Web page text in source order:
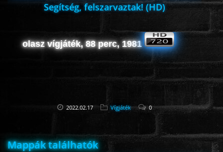
Segítség, felszarvaztak! (HD)
olasz vígjáték, 88 perc, 1981
2022.02.17 Vígjáték 0
Mappák találhatók